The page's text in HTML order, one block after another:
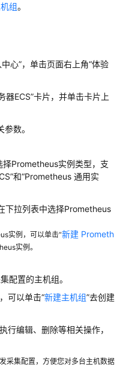
组。
心”，单击页面右上角“体验
器ECS”卡片，并单击卡片上
数。
Prometheus实例类型，支
和“Prometheus 通用实
下拉列表中选择Prometheus
实例，可以单击“新建 Prometh
实例。
配置的主机组。
可以单击“新建主机组”去创建
行编辑、删除等相关操作，
采集配置，方便您对多台主机数据